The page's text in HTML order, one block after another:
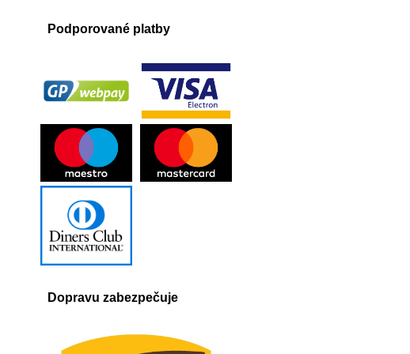
Podporované platby
Dopravu zabezpečuje